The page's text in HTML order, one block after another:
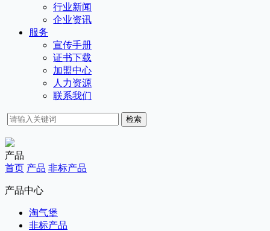
行业新闻
企业资讯
服务
宣传手册
证书下载
加盟中心
人力资源
联系我们
检索
产品
首页 产品 非标产品
产品中心
淘气堡
非标产品